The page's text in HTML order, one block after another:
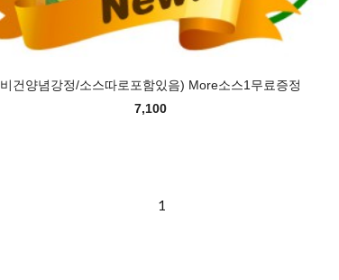
비건양념강정/소스따로포함있음) More소스1무료증정
7,100
1